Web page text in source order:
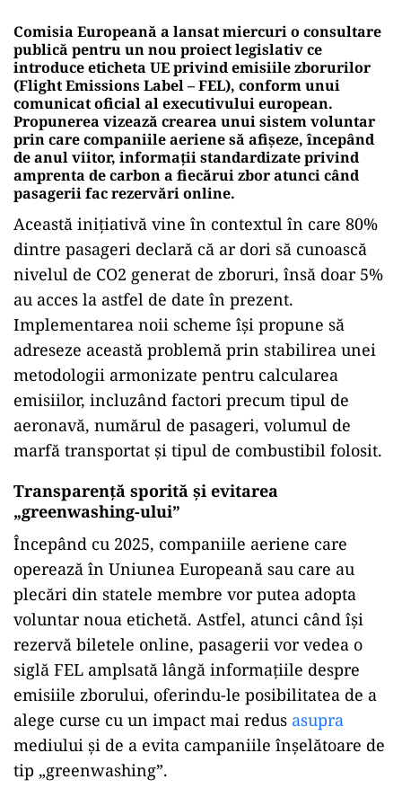
Comisia Europeană a lansat miercuri o consultare
publică pentru un nou proiect legislativ ce
introduce eticheta UE privind emisiile zborurilor
(Flight Emissions Label – FEL), conform unui
comunicat oficial al executivului european.
Propunerea vizează crearea unui sistem voluntar
prin care companiile aeriene să afișeze, începând
de anul viitor, informații standardizate privind
amprenta de carbon a fiecărui zbor atunci când
pasagerii fac rezervări online.
Această inițiativă vine în contextul în care 80%
dintre pasageri declară că ar dori să cunoască
nivelul de CO2 generat de zboruri, însă doar 5%
au acces la astfel de date în prezent.
Implementarea noii scheme își propune să
adreseze această problemă prin stabilirea unei
metodologii armonizate pentru calcularea
emisiilor, incluzând factori precum tipul de
aeronavă, numărul de pasageri, volumul de
marfă transportat și tipul de combustibil folosit.
Transparență sporită și evitarea
„greenwashing-ului”
Începând cu 2025, companiile aeriene care
operează în Uniunea Europeană sau care au
plecări din statele membre vor putea adopta
voluntar noua etichetă. Astfel, atunci când își
rezervă biletele online, pasagerii vor vedea o
siglă FEL amplsată lângă informațiile despre
emisiile zborului, oferindu-le posibilitatea de a
alege curse cu un impact mai redus asupra
mediului și de a evita campaniile înșelătoare de
tip „greenwashing”.